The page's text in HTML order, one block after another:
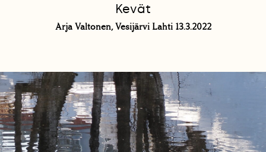
Kevät
Arja Valtonen, Vesijärvi Lahti 13.3.2022